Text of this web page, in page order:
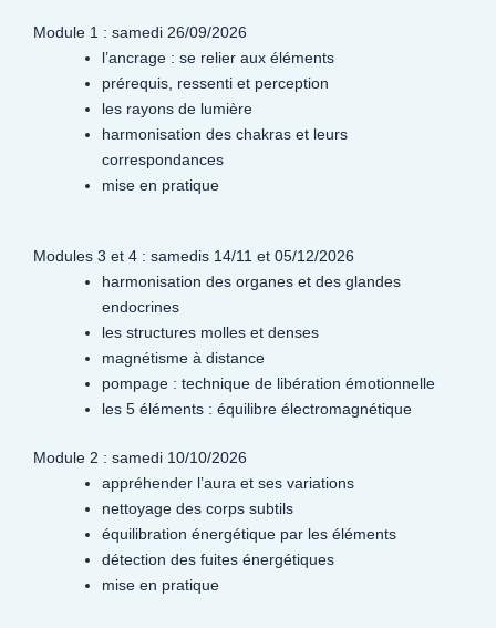
Module 1 : samedi 26/09/2026
l’ancrage : se relier aux éléments
prérequis, ressenti et perception
les rayons de lumière
harmonisation des chakras et leurs
correspondances
mise en pratique
Modules 3 et 4 : samedis 14/11 et 05/12/2026
harmonisation des organes et des glandes
endocrines
les structures molles et denses
magnétisme à distance
pompage : technique de libération émotionnelle
les 5 éléments : équilibre électromagnétique
Module 2 : samedi 10/10/2026
appréhender l’aura et ses variations
nettoyage des corps subtils
équilibration énergétique par les éléments
détection des fuites énergétiques
mise en pratique